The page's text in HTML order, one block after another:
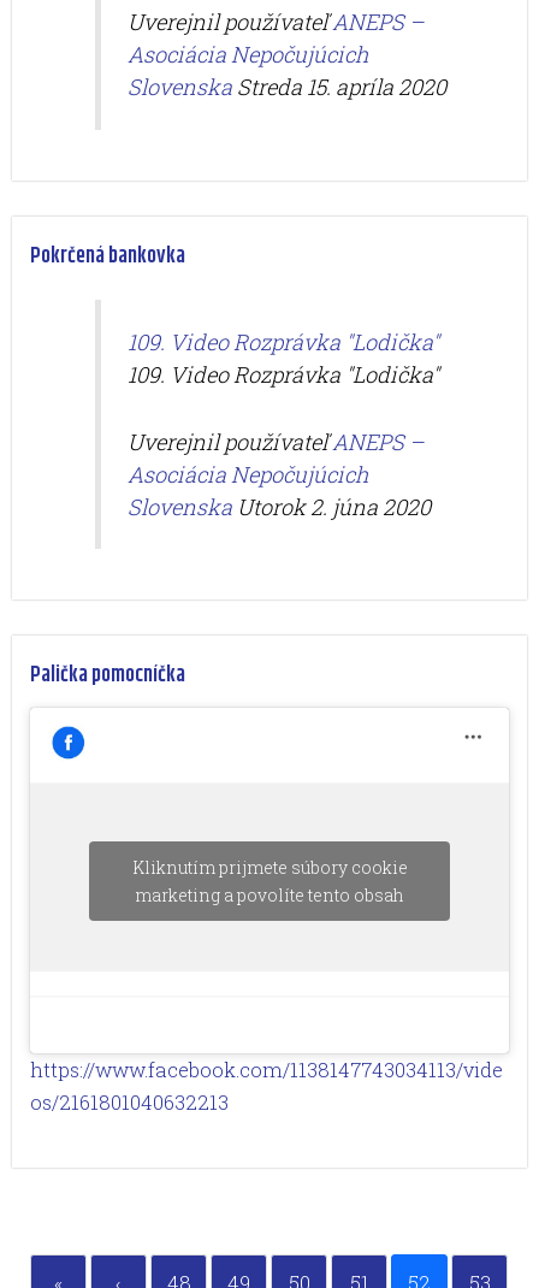
Uverejnil používateľANEPS –
Asociácia Nepočujúcich
SlovenskaStreda 15. apríla 2020
Pokrčená bankovka
109. Video Rozprávka "Lodička"
109. Video Rozprávka "Lodička"
Uverejnil používateľANEPS –
Asociácia Nepočujúcich
SlovenskaUtorok 2. júna 2020
Palička pomocníčka
Kliknutím prijmete súbory cookie
marketing a povolíte tento obsah
https://www.facebook.com/1138147743034113/vide
os/2161801040632213
« ‹ 48 49 50 51 52 53